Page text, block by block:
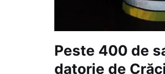
Peste 400 de
datorie de